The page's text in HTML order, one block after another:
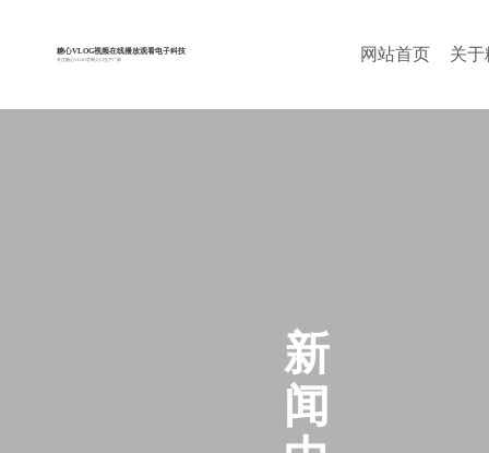
糖心VLOG视频在线播放观看电子科技
专注糖心VLOG官网入口生产厂家 网站首页 关
新
闻